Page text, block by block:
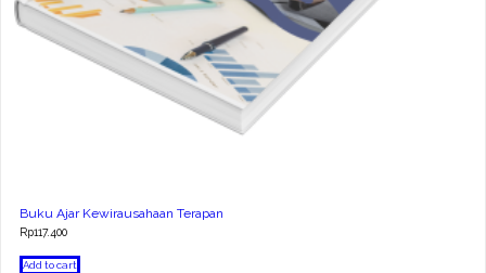
Buku Ajar Kewirausahaan Terapan
Rp117.400
Add to cart